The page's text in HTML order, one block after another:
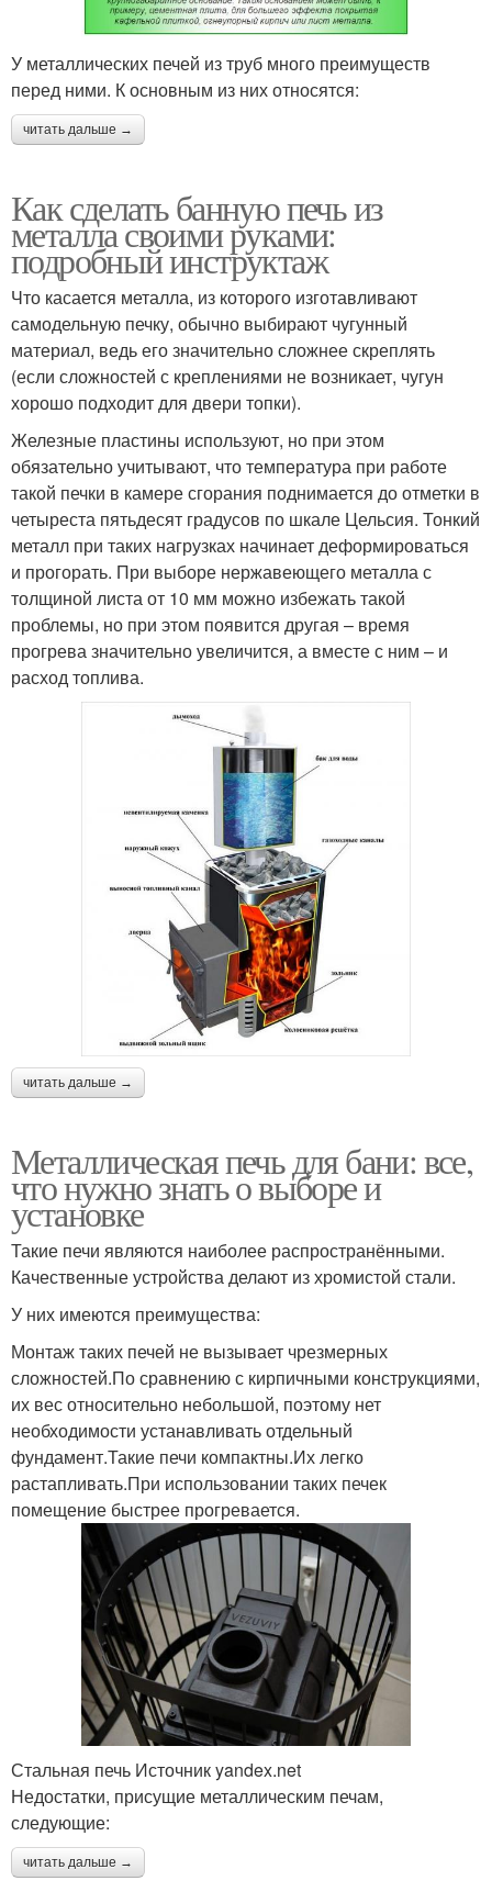
У металлических печей из труб много преимуществ
перед ними. К основным из них относятся:
читать дальше →
Как сделать банную печь из
металла своими руками:
подробный инструктаж
Что касается металла, из которого изготавливают
самодельную печку, обычно выбирают чугунный
материал, ведь его значительно сложнее скреплять
(если сложностей с креплениями не возникает, чугун
хорошо подходит для двери топки).
Железные пластины используют, но при этом
обязательно учитывают, что температура при работе
такой печки в камере сгорания поднимается до отметки в
четыреста пятьдесят градусов по шкале Цельсия. Тонкий
металл при таких нагрузках начинает деформироваться
и прогорать. При выборе нержавеющего металла с
толщиной листа от 10 мм можно избежать такой
проблемы, но при этом появится другая – время
прогрева значительно увеличится, а вместе с ним – и
расход топлива.
читать дальше →
Металлическая печь для бани: все,
что нужно знать о выборе и
установке
Такие печи являются наиболее распространёнными.
Качественные устройства делают из хромистой стали.
У них имеются преимущества:
Монтаж таких печей не вызывает чрезмерных
сложностей.По сравнению с кирпичными конструкциями,
их вес относительно небольшой, поэтому нет
необходимости устанавливать отдельный
фундамент.Такие печи компактны.Их легко
растапливать.При использовании таких печек
помещение быстрее прогревается.
Стальная печь Источник yandex.net
Недостатки, присущие металлическим печам,
следующие:
читать дальше →